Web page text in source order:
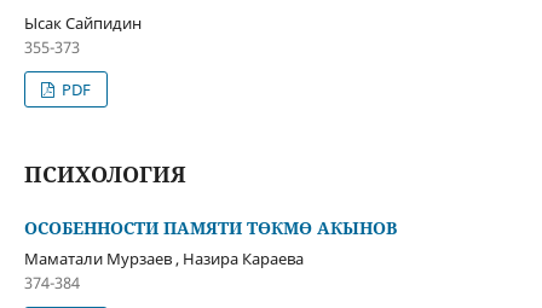
Ысак Сайпидин
355-373
PDF
ПСИХОЛОГИЯ
ОСОБЕННОСТИ ПАМЯТИ ТӨКМӨ АКЫНОВ
Маматали Мурзаев , Назира Караева
374-384